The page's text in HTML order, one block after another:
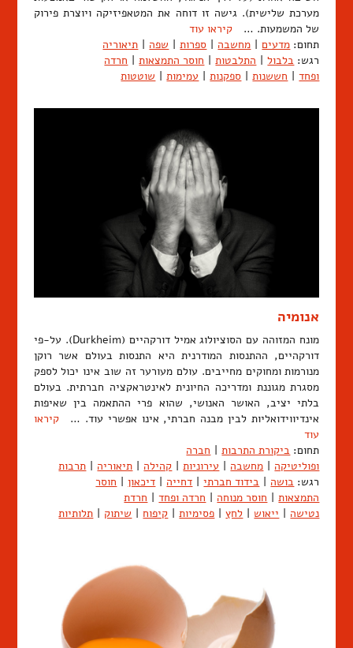
מערכת שלישית). גישה זו דוחה את המטאפיזיקה ויוצרת פירוק
של המשמעות. … קיראו עוד
תחום: מדעים | מחשבה | ספרות | שפה | תיאוריה
רגש: בלבול | התלבטות | חוסר התמצאות | חרדה
ופחד | חששנות | ספקנות | עמימות | שוטטות
אנומיה
מונח המזוהה עם הסוציולוג אמיל דורקהיים (Durkheim). על-פי
דורקהיים, ההתנסות המודרנית היא התנסות בעולם אשר רוקן
מנורמות ומחוקים מחייבים. עולם מעורער זה שוב אינו יכול לספק
מסגרת מגוננת ומדריכה החיונית לאינטראקציה חברתית. בעולם
בלתי יציב, האושר האנושי, שהוא פרי ההתאמה בין שאיפות
אינדיווידואליות לבין מבנה חברתי, אינו אפשרי עוד. …קיראו
עוד
תחום: ביקורת התרבות
חברה
ופוליטיקה
מחשבה עירוניות קהילה תיאוריה
תרבות
רגש: בושה בידוד חברתי דחייה דיכאון
חוסר
התמצאות
חוסר מנוחה חרדה ופחד
חרדת
נטישה
ייאוש לחץ פסימיות קיפוח שיתוק תלותיות